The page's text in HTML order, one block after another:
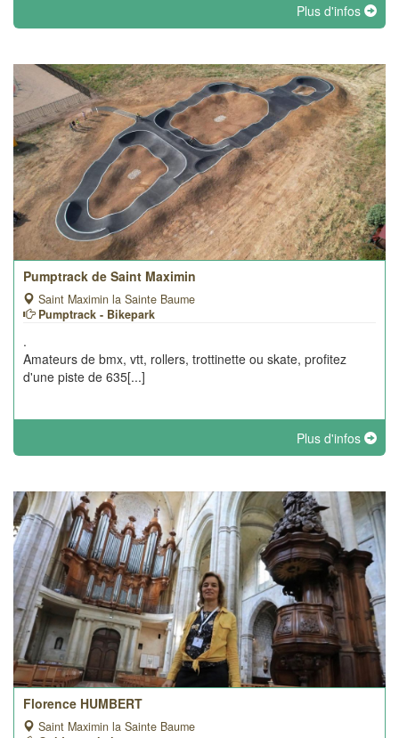
Plus d'infos
Pumptrack de Saint Maximin
Saint Maximin la Sainte Baume
Pumptrack - Bikepark
.
Amateurs de bmx, vtt, rollers, trottinette ou skate, profitez
d'une piste de 635[...]
Plus d'infos
Florence HUMBERT
Saint Maximin la Sainte Baume